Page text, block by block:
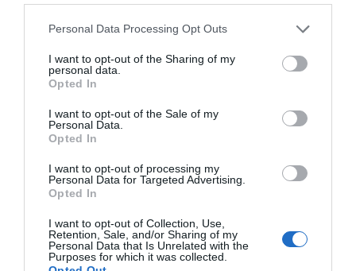
Personal Data Processing Opt Outs
I want to opt-out of the Sharing of my
personal data.
Opted In
I want to opt-out of the Sale of my
Personal Data.
Opted In
I want to opt-out of processing my
Personal Data for Targeted Advertising.
Opted In
I want to opt-out of Collection, Use,
Retention, Sale, and/or Sharing of my
Personal Data that Is Unrelated with the
Purposes for which it was collected.